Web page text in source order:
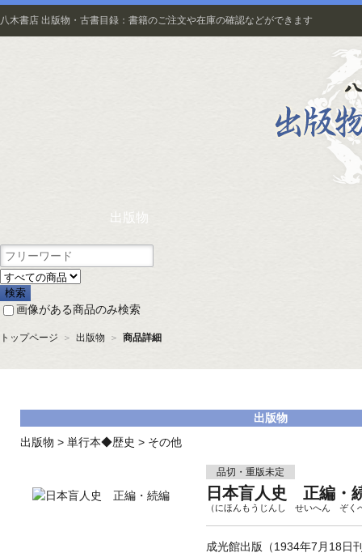
八木書店 出版物・古書目録：書籍のご注文や在庫の確認などができます
出版物
画像がある商品のみ検索
トップページ ＞ 出版物 ＞ 商品詳細
出版物
出版物 > 単行本◆歴史 > その他
品切・重版未定
日本盲人史 正編・
（にほんもうじんし せいへん ぞく
成光館出版（1934年7月18日